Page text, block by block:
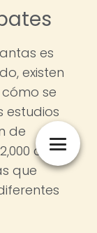
es
existen
se
estudios
de
años
que